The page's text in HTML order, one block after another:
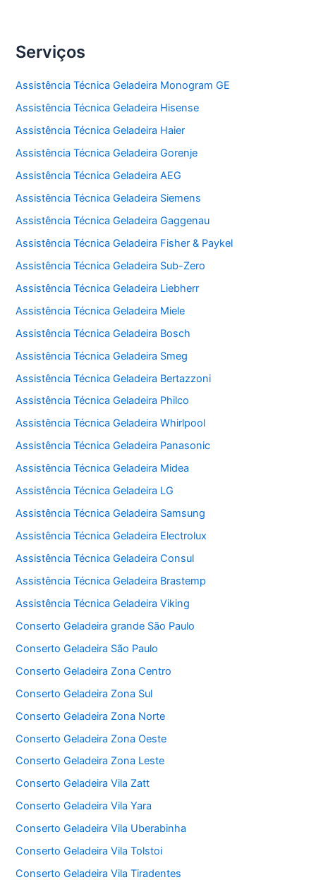
Serviços
Assistência Técnica Geladeira Monogram GE
Assistência Técnica Geladeira Hisense
Assistência Técnica Geladeira Haier
Assistência Técnica Geladeira Gorenje
Assistência Técnica Geladeira AEG
Assistência Técnica Geladeira Siemens
Assistência Técnica Geladeira Gaggenau
Assistência Técnica Geladeira Fisher & Paykel
Assistência Técnica Geladeira Sub-Zero
Assistência Técnica Geladeira Liebherr
Assistência Técnica Geladeira Miele
Assistência Técnica Geladeira Bosch
Assistência Técnica Geladeira Smeg
Assistência Técnica Geladeira Bertazzoni
Assistência Técnica Geladeira Philco
Assistência Técnica Geladeira Whirlpool
Assistência Técnica Geladeira Panasonic
Assistência Técnica Geladeira Midea
Assistência Técnica Geladeira LG
Assistência Técnica Geladeira Samsung
Assistência Técnica Geladeira Electrolux
Assistência Técnica Geladeira Consul
Assistência Técnica Geladeira Brastemp
Assistência Técnica Geladeira Viking
Conserto Geladeira grande São Paulo
Conserto Geladeira São Paulo
Conserto Geladeira Zona Centro
Conserto Geladeira Zona Sul
Conserto Geladeira Zona Norte
Conserto Geladeira Zona Oeste
Conserto Geladeira Zona Leste
Conserto Geladeira Vila Zatt
Conserto Geladeira Vila Yara
Conserto Geladeira Vila Uberabinha
Conserto Geladeira Vila Tolstoi
Conserto Geladeira Vila Tiradentes